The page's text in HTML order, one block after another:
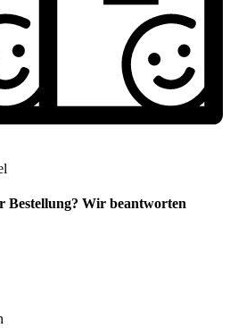
Bestellung? Wir beantworten